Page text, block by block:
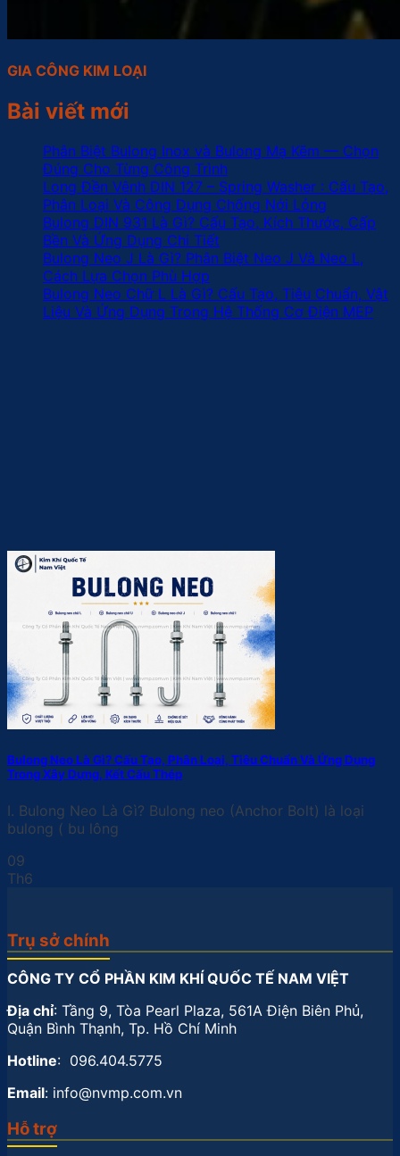
GIA CÔNG KIM LOẠI
Bài viết mới
Phân Biệt Bulong Inox và Bulong Mạ Kẽm — Chọn
Đúng Cho Từng Công Trình
Long Đền Vênh DIN 127 – Spring Washer : Cấu Tạo,
Phân Loại Và Công Dụng Chống Nới Lỏng
Bulong DIN 931 Là Gì? Cấu Tạo, Kích Thước, Cấp
Bền Và Ứng Dụng Chi Tiết
Bulong Neo J Là Gì? Phân Biệt Neo J Và Neo L,
Cách Lựa Chọn Phù Hợp
Bulong Neo Chữ L Là Gì? Cấu Tạo, Tiêu Chuẩn, Vật
Liệu Và Ứng Dụng Trong Hệ Thống Cơ Điện MEP
Bulong Neo Là Gì? Cấu Tạo, Phân Loại, Tiêu Chuẩn Và Ứng Dụng
Trong Xây Dựng, Kết Cấu Thép
I. Bulong Neo Là Gì? Bulong neo (Anchor Bolt) là loại
bulong ( bu lông
09
Th6
Trụ sở chính
CÔNG TY CỔ PHẦN KIM KHÍ QUỐC TẾ NAM VIỆT
Địa chỉ: Tầng 9, Tòa Pearl Plaza, 561A Điện Biên Phủ,
Quận Bình Thạnh, Tp. Hồ Chí Minh
Hotline: 096.404.5775
Email: info@nvmp.com.vn
Hỗ trợ